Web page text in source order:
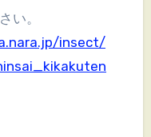
い。
insect/